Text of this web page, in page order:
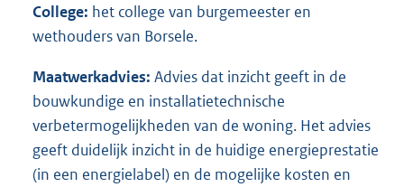
College: het college van burgemeester en
wethouders van Borsele.
Maatwerkadvies: Advies dat inzicht geeft in de
bouwkundige en installatietechnische
verbetermogelijkheden van de woning. Het advies
geeft duidelijk inzicht in de huidige energieprestatie
(in een energielabel) en de mogelijke kosten en